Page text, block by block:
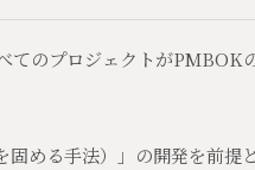
てのプロジェクトがPMBOK
める手法）」の開発を前提